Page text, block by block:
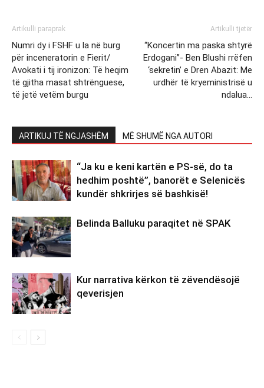
Artikulli paraprak
Numri dy i FSHF u la në burg
për inceneratorin e Fierit/
Avokati i tij ironizon: Të heqim
të gjitha masat shtrënguese,
të jetë vetëm burgu
Artikulli tjetër
“Koncertin ma paska shtyrë
Erdogani”- Ben Blushi rrëfen
‘sekretin’ e Dren Abazit: Me
urdhër të kryeministrisë u
ndalua…
ARTIKUJ TË NGJASHËM MË SHUMË NGA AUTORI
“Ja ku e keni kartën e PS-së, do ta
hedhim poshtë”, banorët e Selenicës
kundër shkrirjes së bashkisë!
Belinda Balluku paraqitet në SPAK
Kur narrativa kërkon të zëvendësojë
qeverisjen